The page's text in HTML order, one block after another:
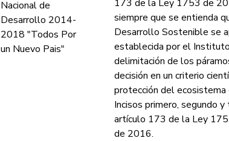
Nacional de
Desarrollo 2014-
2018 "Todos Por
un Nuevo Pais"
173 de la Ley 1753 de
siempre que se entienda
Desarrollo Sostenible se
establecida por el
delimitación de los
decisión en un criterio
protección del
Incisos primero, segundo
artículo 173 de la Ley
de 2016.